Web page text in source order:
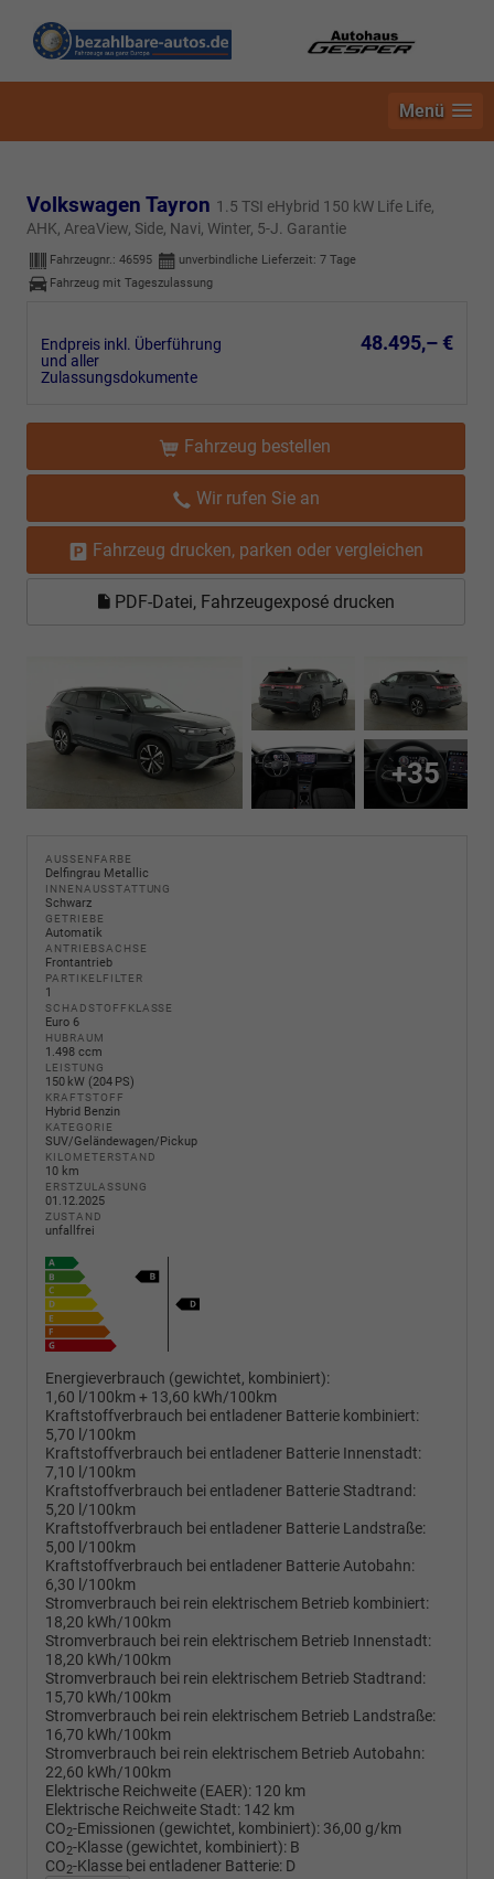
Menü
Volkswagen Tayron 1.5 TSI eHybrid 150 kW Life Life,
AHK, AreaView, Side, Navi, Winter, 5-J. Garantie
Fahrzeugnr.: 46595 unverbindliche Lieferzeit: 7 Tage
Fahrzeug mit Tageszulassung
Endpreis inkl. Überführung
und aller
Zulassungsdokumente
48.495,– €
Fahrzeug bestellen
Wir rufen Sie an
Fahrzeug drucken, parken oder vergleichen
PDF-Datei, Fahrzeugexposé drucken
+35
AUSSENFARBE
Delfingrau Metallic
INNENAUSSTATTUNG
Schwarz
GETRIEBE
Automatik
ANTRIEBSACHSE
Frontantrieb
PARTIKELFILTER
1
SCHADSTOFFKLASSE
Euro 6
HUBRAUM
1.498 ccm
LEISTUNG
150 kW (204 PS)
KRAFTSTOFF
Hybrid Benzin
KATEGORIE
SUV/Geländewagen/Pickup
KILOMETERSTAND
10 km
ERSTZULASSUNG
01.12.2025
ZUSTAND
unfallfrei
Energieverbrauch (gewichtet, kombiniert):
1,60 l/100km + 13,60 kWh/100km
Kraftstoffverbrauch bei entladener Batterie kombiniert:
5,70 l/100km
Kraftstoffverbrauch bei entladener Batterie Innenstadt:
7,10 l/100km
Kraftstoffverbrauch bei entladener Batterie Stadtrand:
5,20 l/100km
Kraftstoffverbrauch bei entladener Batterie Landstraße:
5,00 l/100km
Kraftstoffverbrauch bei entladener Batterie Autobahn:
6,30 l/100km
Stromverbrauch bei rein elektrischem Betrieb kombiniert:
18,20 kWh/100km
Stromverbrauch bei rein elektrischem Betrieb Innenstadt:
18,20 kWh/100km
Stromverbrauch bei rein elektrischem Betrieb Stadtrand:
15,70 kWh/100km
Stromverbrauch bei rein elektrischem Betrieb Landstraße:
16,70 kWh/100km
Stromverbrauch bei rein elektrischem Betrieb Autobahn:
22,60 kWh/100km
Elektrische Reichweite (EAER): 120 km
Elektrische Reichweite Stadt: 142 km
CO2-Emissionen (gewichtet, kombiniert): 36,00 g/km
CO2-Klasse (gewichtet, kombiniert): B
CO2-Klasse bei entladener Batterie: D